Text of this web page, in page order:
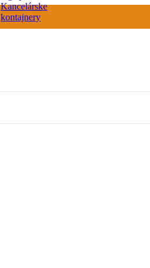
Kancelárske
kontajnery